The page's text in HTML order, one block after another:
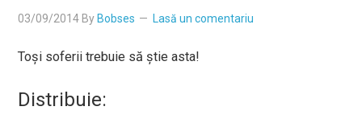
03/09/2014 By Bobses Lasă un comentariu
Toşi soferii trebuie să ştie asta!
Distribuie: